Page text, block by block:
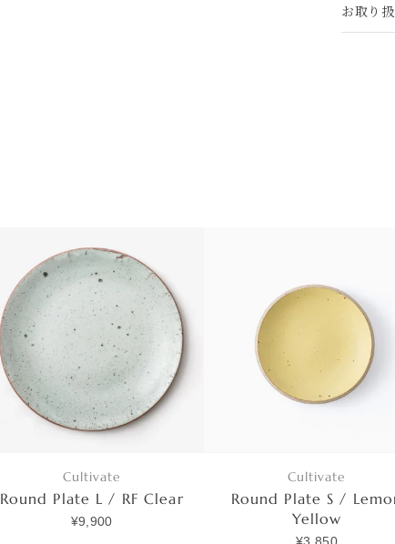
お取り
Cultivate
Round Plate L / RF Clear
¥9,900
Cultivate
Round Plate S /
Yellow